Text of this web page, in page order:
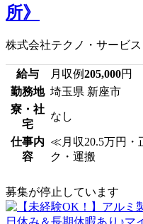
所》
株式会社テクノ・サービ
給与 月収例205,000円
勤務地 埼玉県 新座市
寮・社
宅
なし
仕事内
容
≪月収20.5万円・
ク・運搬
募集が停止しています